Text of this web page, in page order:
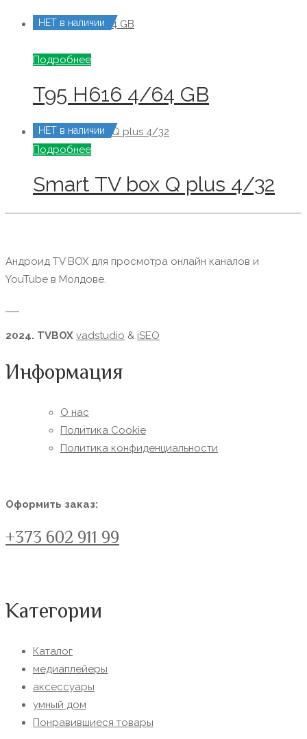
НЕТ в наличии
Подробнее
T95 H616 4/64 GB
НЕТ в наличии
Подробнее
Smart TV box Q plus 4/32
Андроид TV BOX для просмотра онлайн каналов и
YouTube в Молдове.
2024. TVBOX vadstudio & iSEO
Информация
О нас
Политика Сookie
Политика конфиденциальности
Оформить заказ:
+373 602 911 99
Категории
Каталог
медиаплейеры
аксессуары
умный дом
Понравившиеся товары